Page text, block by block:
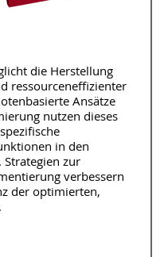
die Herstellung
ressourceneffizienter
Ansätze
nutzen dieses
in den
Strategien zur
verbessern
der optimierten,